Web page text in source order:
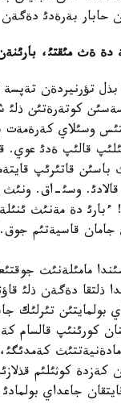
حابار بةرةدئ
ةث مئقتئ،
تؤرنيردةن تةپسة
كوتةرةتئن ذلئ
وسئلاي
قالئپ ةدئ عوي.
باسئن قاتئرئپ
قالادئ. وسئ-اق.
ءبارئ دة مةنئث
جامان قاسيةتئم جوق.
مامئلةنئث
ذلتقا دةگةن ذلئ
بولمايتئن تئرلئك
كورئنئپ قالسام
مادةنيةتتئث
كةزدة كوثئلئم
جاعداي